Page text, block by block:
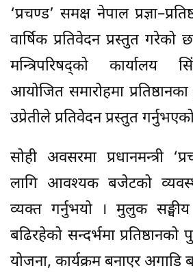
‘प्रचण्ड’ समक्ष नेपाल
वार्षिक प्रतिवेदन प्रस्तुत गरेको छ
मन्त्रिपरिषद्को कार्यालय
आयोजित समारोहमा
उप्रेतीले प्रतिवेदन प्रस्तुत
सोही अवसरमा प्रधानमन्त्री
लागि आवश्यक बजेटको
व्यक्त गर्नुभयो । मुलुक सङ्घीय
बढिरहेको सन्दर्भमा प्रतिष्ठानको
योजना, कार्यक्रम बनाएर अगाडि